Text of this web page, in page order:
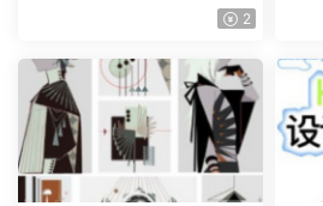
色特訓班【畫質不錯隻有視
2